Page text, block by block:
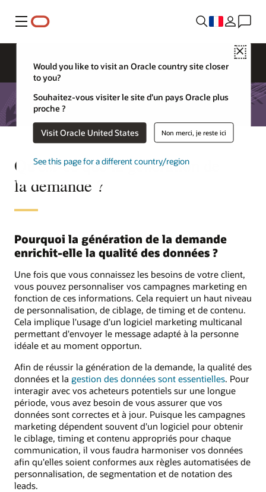
Menu
Close
Would you like to visit an Oracle country site closer
to you?
Souhaitez-vous visiter le site d’un pays Oracle plus
proche ?
Visit Oracle United States Non merci, je reste ici
See this page for a different country/region
Qu'est-ce que la génération de
la demande ?
Pourquoi la génération de la demande
enrichit-elle la qualité des données ?
Une fois que vous connaissez les besoins de votre client,
vous pouvez personnaliser vos campagnes marketing en
fonction de ces informations. Cela requiert un haut niveau
de personnalisation, de ciblage, de timing et de contenu.
Cela implique l'usage d'un logiciel marketing multicanal
permettant d'envoyer le message adapté à la personne
idéale et au moment opportun.
Afin de réussir la génération de la demande, la qualité des
données et la gestion des données sont essentielles. Pour
interagir avec vos acheteurs potentiels sur une longue
période, vous avez besoin de vous assurer que vos
données sont correctes et à jour. Puisque les campagnes
marketing dépendent souvent d'un logiciel pour obtenir
le ciblage, timing et contenu appropriés pour chaque
communication, il vous faudra harmoniser vos données
afin qu'elles soient conformes aux règles automatisées de
personnalisation, de segmentation et de notation des
leads.